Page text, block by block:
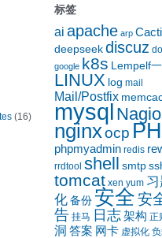
(16)
标签
ai apache arp Cacti
deepseek discuz
google k8s Lempelf
LINUX log mail
Mail/Postfix
mysql
nginxocp
phpmyadmin redis
rrdtool shell smtp
tomcat xen yum
化 备份 安全安
告 挂马 日志架构 正
洞 答案 网卡 虚拟化